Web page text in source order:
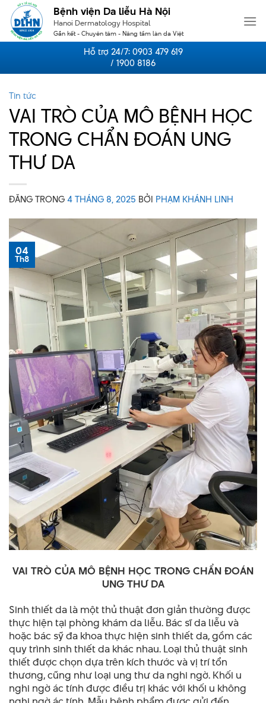
Skip
content
Bệnh viện Da liễu Hà Nội
Hanoi Dermatology Hospital
Gắn kết - Chuyên tâm - Nâng tầm làn da Việt
Hỗ trợ 24/7: 0903 479 619
/ 1900 8186
Tin tức
VAI TRÒ CỦA MÔ BỆNH HỌC
TRONG CHẨN ĐOÁN UNG
THƯ DA
ĐĂNG TRONG4 THÁNG 8, 2025 BỞI PHẠM KHÁNH LINH
04
Th8
VAI TRÒ CỦA MÔ BỆNH HỌC TRONG CHẨN ĐOÁN
UNG THƯ DA
Sinh thiết da là một thủ thuật đơn giản thường được
thực hiện tại phòng khám da liễu. Bác sĩ da liễu và
hoặc bác sỹ đa khoa thực hiện sinh thiết da, gồm các
quy trình sinh thiết da khác nhau. Loại thủ thuật sinh
thiết được chọn dựa trên kích thước và vị trí tổn
thương, cũng như loại ung thư da nghi ngờ. Khối u
nghi ngờ ác tính được điều trị khác với khối u không